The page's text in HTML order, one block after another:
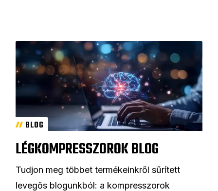
BLOG
LÉGKOMPRESSZOROK BLOG
Tudjon meg többet termékeinkről sűrített
levegős blogunkból: a kompresszorok